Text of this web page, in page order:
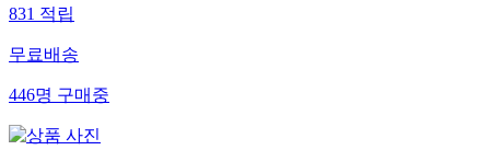
831 적립
무료배송
446명 구매중